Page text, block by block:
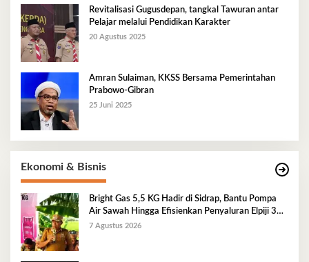
Revitalisasi Gugusdepan, tangkal Tawuran antar
Pelajar melalui Pendidikan Karakter
20 Agustus 2025
Amran Sulaiman, KKSS Bersama Pemerintahan
Prabowo-Gibran
25 Juni 2025
Ekonomi & Bisnis
Bright Gas 5,5 KG Hadir di Sidrap, Bantu Pompa
Air Sawah Hingga Efisienkan Penyaluran Elpiji 3
Kg
7 Agustus 2026